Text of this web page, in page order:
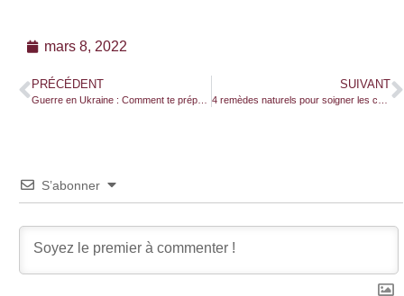
mars 8, 2022
PRÉCÉDENT SUIVANT
S’abonner